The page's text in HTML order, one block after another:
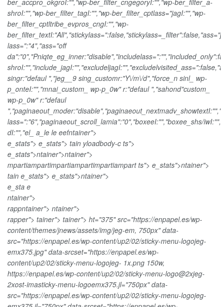
30-ng-13.16.50p-7e508810.jpg 360w" data-sizes="auto" data-
expand="700" />
ber_accpro_okgroI:"","wp-ber_filter_cngegoryI:"","wp-ber_filter_a-
shroI:"","wp-ber_filter_tagI:"","wp-ber_filter_cptlass="jagI:"","wp-
ber_filter_cptltribe_evpros_cngI:"","wp-
lass=":"4","ass="off
singr:"defaul ","jeg__9 sing_customr:"Y\/m\/d","force_n sinl_ wp-
p_onteI:"","mnai_custom_ wp-p_0w" r:"defaul ","sahond"custom_
wp-p_0w" r:"defaul
lass=":"6","paginaeout_scroll_lamia":"0","boxeeI:"","boxee_shs/
dI:"","el_ a_le le eefntainer">
e_stats"> e_stats"> tain yloadbody-c ts">
e_stats">ntainer">ntainer">
mpartiampartimpartiampartimpartiampart ts"> e_stats">ntainer">
tain e_stats"> e_stats">ntainer">
e_sta e
ntainer">
rappntainer"> ntainer">
rapper"> tainer"> tainer"> ht="375" src="https://enpapel.es/wp-
content/themes/jnews/assets/img/jeg-em, 750px" data-
src="https://enpapel.es/wp-content/up2/02/sticky-menu-logojeg-
emx375.jpg" data-srcset="https://enpapel.es/wp-
content/up2/02/sticky-menu-logojeg- 1x.png 150w,
https://enpapel.es/wp-content/up2/02/sticky-menu-logo@2xjeg-
2xost-imasticky-menu-logoemx375.jl="750px" data-
src="https://enpapel.es/wp-content/up2/02/sticky-menu-logojeg-